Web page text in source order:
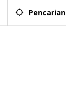
Pencarian